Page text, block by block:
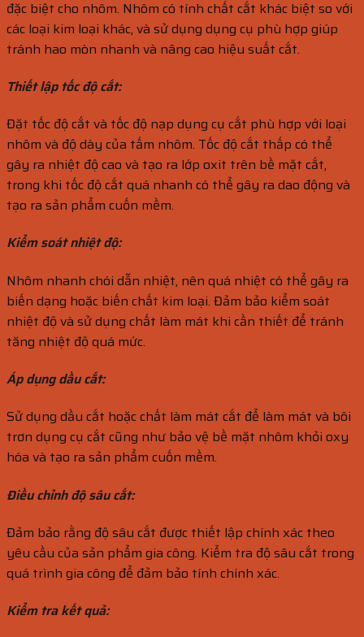
đặc biệt cho nhôm. Nhôm có tính chất cắt khác biệt so với
các loại kim loại khác, và sử dụng dụng cụ phù hợp giúp
tránh hao mòn nhanh và nâng cao hiệu suất cắt.
Thiết lập tốc độ cắt:
Đặt tốc độ cắt và tốc độ nạp dụng cụ cắt phù hợp với loại
nhôm và độ dày của tấm nhôm. Tốc độ cắt thấp có thể
gây ra nhiệt độ cao và tạo ra lớp oxit trên bề mặt cắt,
trong khi tốc độ cắt quá nhanh có thể gây ra dao động và
tạo ra sản phẩm cuốn mềm.
Kiểm soát nhiệt độ:
Nhôm nhanh chói dẫn nhiệt, nên quá nhiệt có thể gây ra
biến dạng hoặc biến chất kim loại. Đảm bảo kiểm soát
nhiệt độ và sử dụng chất làm mát khi cần thiết để tránh
tăng nhiệt độ quá mức.
Áp dụng dầu cắt:
Sử dụng dầu cắt hoặc chất làm mát cắt để làm mát và bôi
trơn dụng cụ cắt cũng như bảo vệ bề mặt nhôm khỏi oxy
hóa và tạo ra sản phẩm cuốn mềm.
Điều chỉnh độ sâu cắt:
Đảm bảo rằng độ sâu cắt được thiết lập chính xác theo
yêu cầu của sản phẩm gia công. Kiểm tra độ sâu cắt trong
quá trình gia công để đảm bảo tính chính xác.
Kiểm tra kết quả: